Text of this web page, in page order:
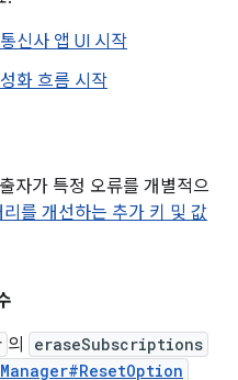
신사 앱 UI 시작
화 흐름 시작
자가 특정 오류를 개별적으
리를 개선하는 추가 키 및 값
의 eraseSubscriptions